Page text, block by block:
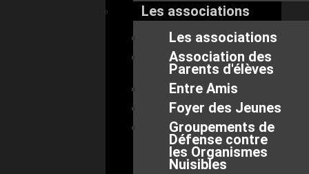
Les associations
Les associations
Association des
Parents d'élèves
Entre Amis
Foyer des Jeunes
Groupements de
Défense contre
les Organismes
Nuisibles